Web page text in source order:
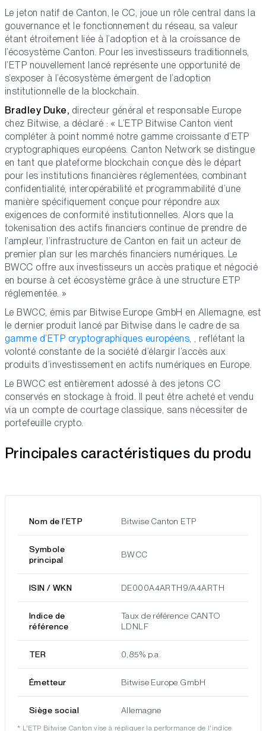
Le jeton natif de Canton, le CC, joue un rôle central dans la
gouvernance et le fonctionnement du réseau, sa valeur
étant étroitement liée à l’adoption et à la croissance de
l’écosystème Canton. Pour les investisseurs traditionnels,
l’ETP nouvellement lancé représente une opportunité de
s’exposer à l’écosystème émergent de l’adoption
institutionnelle de la blockchain.
Bradley Duke, directeur général et responsable Europe
chez Bitwise, a déclaré : « L’ETP Bitwise Canton vient
compléter à point nommé notre gamme croissante d’ETP
cryptographiques européens. Canton Network se distingue
en tant que plateforme blockchain conçue dès le départ
pour les institutions financières réglementées, combinant
confidentialité, interopérabilité et programmabilité d’une
manière spécifiquement conçue pour répondre aux
exigences de conformité institutionnelles. Alors que la
tokenisation des actifs financiers continue de prendre de
l’ampleur, l’infrastructure de Canton en fait un acteur de
premier plan sur les marchés financiers numériques. Le
BWCC offre aux investisseurs un accès pratique et négocié
en bourse à cet écosystème grâce à une structure ETP
réglementée. »
Le BWCC, émis par Bitwise Europe GmbH en Allemagne, est
le dernier produit lancé par Bitwise dans le cadre de sa
gamme d’ETP cryptographiques européens , , reflétant la
volonté constante de la société d’élargir l’accès aux
produits d’investissement en actifs numériques en Europe.
Le BWCC est entièrement adossé à des jetons CC
conservés en stockage à froid. Il peut être acheté et vendu
via un compte de courtage classique, sans nécessiter de
portefeuille crypto.
Principales caractéristiques du produ
Nom de l’ETP Bitwise Canton ETP
Symbole
principal
BWCC
ISIN / WKN DE000A4ARTH9/A4ARTH
Indice de
référence
Taux de référence CANTO
LDNLF
TER 0,85% p.a.
Émetteur Bitwise Europe GmbH
Siège social Allemagne
* L'ETP Bitwise Canton vise à répliquer la performance de l'indice